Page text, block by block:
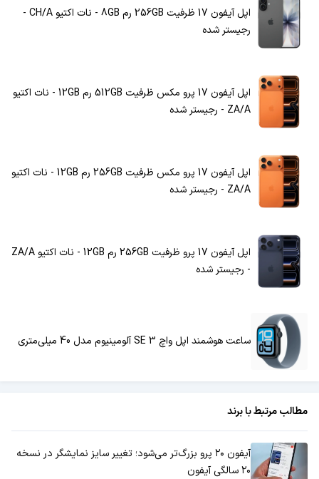
اپل آیفون 17 ظرفیت 256GB رم 8GB - نات اکتیو CH/A -
رجیستر شده
اپل آیفون 17 پرو مکس ظرفیت 512GB رم 12GB - نات اکتیو
ZA/A - رجیستر شده
اپل آیفون 17 پرو مکس ظرفیت 256GB رم 12GB - نات اکتیو
ZA/A - رجیستر شده
اپل آیفون 17 پرو ظرفیت 256GB رم 12GB - نات اکتیو ZA/A
- رجیستر شده
ساعت هوشمند اپل واچ SE 3 آلومینیوم مدل 40 میلی‌متری
مطالب مرتبط با برند
آیفون ۲۰ پرو بزرگ‌تر می‌شود؛ تغییر سایز نمایشگر در نسخه
۲۰ سالگی آیفون